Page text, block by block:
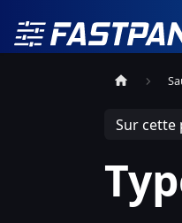
Sur cette